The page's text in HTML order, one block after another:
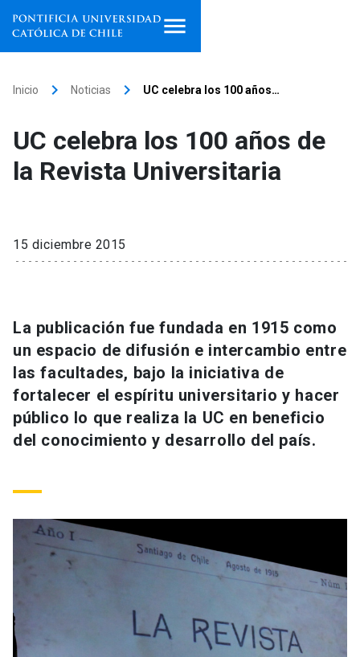
Facultades, escuelas e
institutos
Internacionalización
Vinculación
Universidad
Información para keyboard_arrow_down
Estudiantes
Académicos
Personal
Alumni
Padres y familia
ACCESOS DIRECTOS
Admisión launch
Mi Cuenta UC launch
Inicio keyboard_arrow_right Noticias keyboard_arrow_right UC celebra los 100 años…
UC celebra los 100 años de
la Revista Universitaria
15 diciembre 2015
La publicación fue fundada en 1915 como
un espacio de difusión e intercambio entre
las facultades, bajo la iniciativa de
fortalecer el espíritu universitario y hacer
público lo que realiza la UC en beneficio
del conocimiento y desarrollo del país.